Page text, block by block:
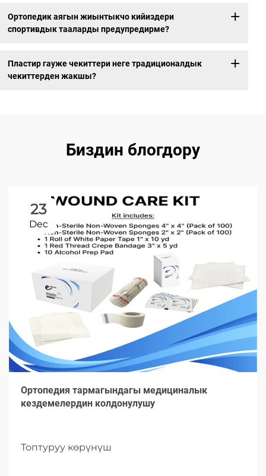
Ортопедик аягын жиынтыкчо кийиздери
спортивдык тааларды предупредирме?
Пластир гауже чекиттери неге традиционалдык
чекиттерден жакшы?
Биздин блогдору
23
Dec
Ортопедия тармагындагы медициналык
кездемелердин колдонулушу
Топтуруу көрүнүш